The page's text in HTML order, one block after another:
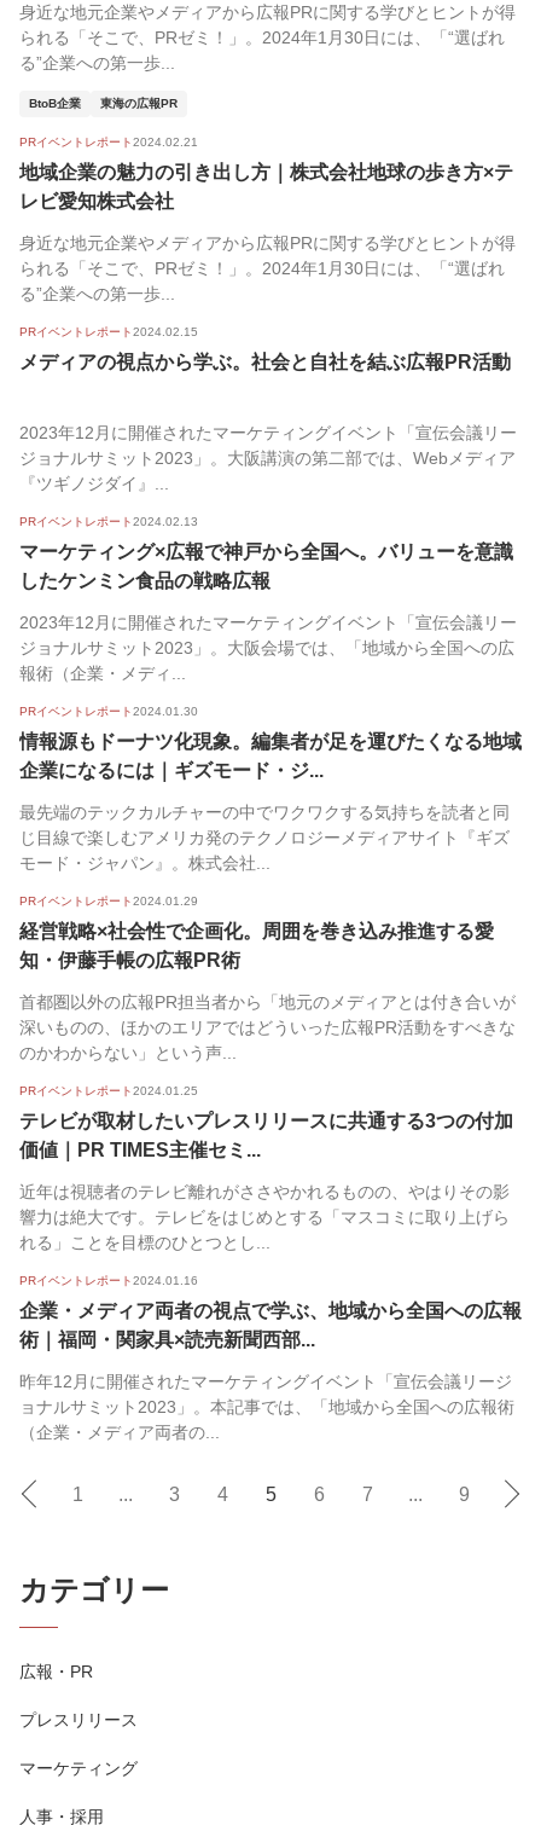
身近な地元企業やメディアから広報PRに関する学びとヒントが得
られる「そこで、PRゼミ！」。2024年1月30日には、「“選ばれ
る”企業への第一歩...
BtoB企業 東海の広報PR
PRイベントレポート2024.02.21
地域企業の魅力の引き出し方｜株式会社地球の歩き方×テ
レビ愛知株式会社
身近な地元企業やメディアから広報PRに関する学びとヒントが得
られる「そこで、PRゼミ！」。2024年1月30日には、「“選ばれ
る”企業への第一歩...
PRイベントレポート2024.02.15
メディアの視点から学ぶ。社会と自社を結ぶ広報PR活動
2023年12月に開催されたマーケティングイベント「宣伝会議リー
ジョナルサミット2023」。大阪講演の第二部では、Webメディア
『ツギノジダイ』...
PRイベントレポート2024.02.13
マーケティング×広報で神戸から全国へ。バリューを意識
したケンミン食品の戦略広報
2023年12月に開催されたマーケティングイベント「宣伝会議リー
ジョナルサミット2023」。大阪会場では、「地域から全国への広
報術（企業・メディ...
PRイベントレポート2024.01.30
情報源もドーナツ化現象。編集者が足を運びたくなる地域
企業になるには｜ギズモード・ジ...
最先端のテックカルチャーの中でワクワクする気持ちを読者と同
じ目線で楽しむアメリカ発のテクノロジーメディアサイト『ギズ
モード・ジャパン』。株式会社...
PRイベントレポート2024.01.29
経営戦略×社会性で企画化。周囲を巻き込み推進する愛
知・伊藤手帳の広報PR術
首都圏以外の広報PR担当者から「地元のメディアとは付き合いが
深いものの、ほかのエリアではどういった広報PR活動をすべきな
のかわからない」という声...
PRイベントレポート2024.01.25
テレビが取材したいプレスリリースに共通する3つの付加
価値｜PR TIMES主催セミ...
近年は視聴者のテレビ離れがささやかれるものの、やはりその影
響力は絶大です。テレビをはじめとする「マスコミに取り上げら
れる」ことを目標のひとつとし...
PRイベントレポート2024.01.16
企業・メディア両者の視点で学ぶ、地域から全国への広報
術｜福岡・関家具×読売新聞西部...
昨年12月に開催されたマーケティングイベント「宣伝会議リージ
ョナルサミット2023」。本記事では、「地域から全国への広報術
（企業・メディア両者の...
1 ... 3 4 5 6 7 ... 9
カテゴリー
広報・PR
プレスリリース
マーケティング
人事・採用